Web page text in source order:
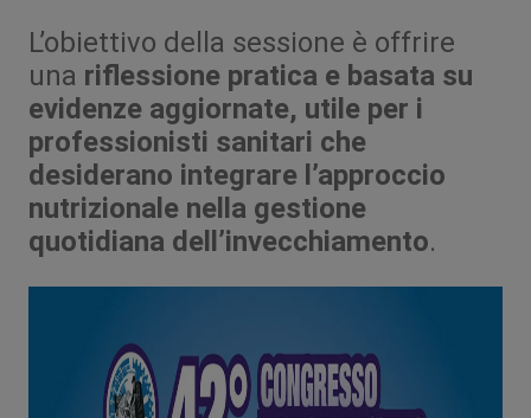
L’obiettivo della sessione è offrire
una riflessione pratica e basata su
evidenze aggiornate, utile per i
professionisti sanitari che
desiderano integrare l’approccio
nutrizionale nella gestione
quotidiana dell’invecchiamento.